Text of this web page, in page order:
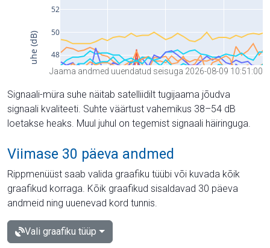
Jaama andmed uuendatud seisuga 2026-08-09 10:51:00
Signaali-müra suhe näitab satelliidilt tugijaama jõudva
signaali kvaliteeti. Suhte väärtust vahemikus 38–54 dB
loetakse heaks. Muul juhul on tegemist signaali häiringuga.
Viimase 30 päeva andmed
Rippmenüüst saab valida graafiku tüübi või kuvada kõik
graafikud korraga. Kõik graafikud sisaldavad 30 päeva
andmeid ning uuenevad kord tunnis.
Vali graafiku tüüp